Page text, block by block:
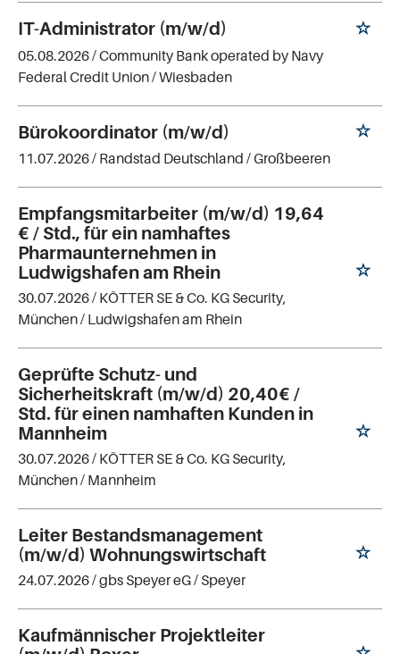
IT-Administrator (m/w/d)
05.08.2026 /Community Bank operated by Navy
Federal Credit Union/ Wiesbaden
Bürokoordinator (m/w/d)
11.07.2026 / Randstad Deutschland / Großbeeren
Empfangsmitarbeiter (m/w/d) 19,64
€ / Std., für ein namhaftes
Pharmaunternehmen in
Ludwigshafen am Rhein
30.07.2026 / KÖTTER SE & Co. KG Security,
München/ Ludwigshafen am Rhein
Geprüfte Schutz- und
Sicherheitskraft (m/w/d) 20,40€ /
Std. für einen namhaften Kunden in
Mannheim
30.07.2026 / KÖTTER SE & Co. KG Security,
München/ Mannheim
Leiter Bestandsmanagement
(m/w/d) Wohnungswirtschaft
24.07.2026 /gbs Speyer eG/ Speyer
Kaufmännischer Projektleiter